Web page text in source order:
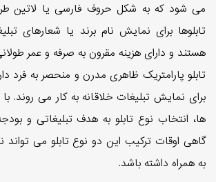
می شود که به شکل حروف فارسی یا لاتین
تابلوها برای نمایش نام برند یا شعارهای
هستند و دارای هزینه مقرون به صرفه و عمر
تابلو پارامتریک ظاهری مدرن و منحصر به فرد
برای نمایش تبلیغات خلاقانه به کار می روند.
ها، انتخاب نوع تابلو به هدف تبلیغاتی و
گاهی اوقات ترکیب این دو نوع تابلو می تواند
به همراه داشته باشد.